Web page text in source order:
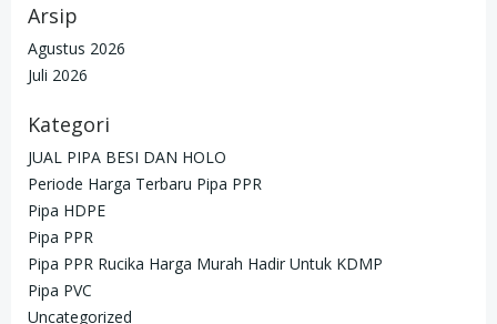
Arsip
Agustus 2026
Juli 2026
Kategori
JUAL PIPA BESI DAN HOLO
Periode Harga Terbaru Pipa PPR
Pipa HDPE
Pipa PPR
Pipa PPR Rucika Harga Murah Hadir Untuk KDMP
Pipa PVC
Uncategorized